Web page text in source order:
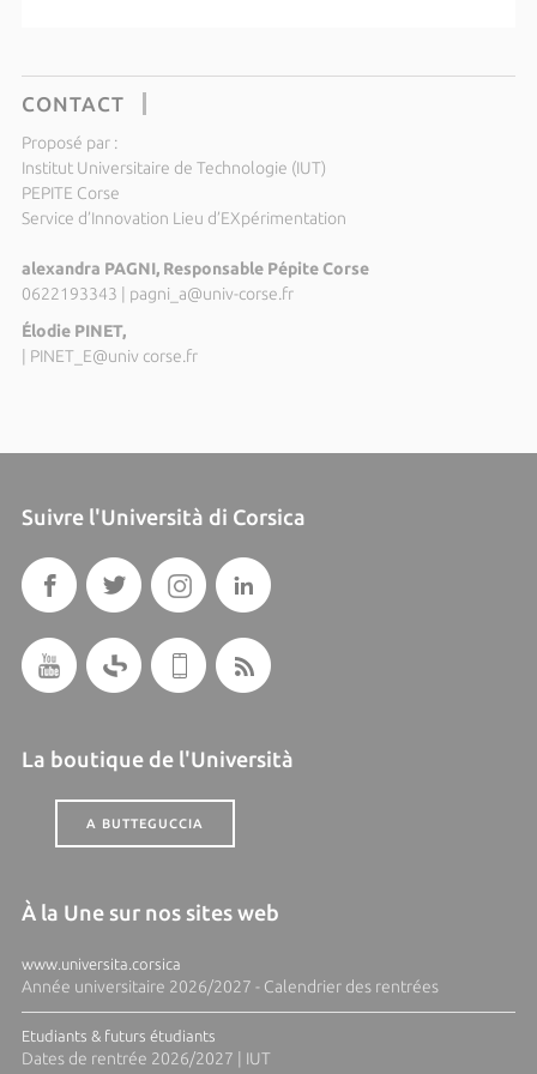
CONTACT
Proposé par :
Institut Universitaire de Technologie (IUT)
PEPITE Corse
Service d’Innovation Lieu d’EXpérimentation
alexandra PAGNI, Responsable Pépite Corse
0622193343
pagni_a@univ-corse.fr
Élodie PINET,
PINET_E@univ corse.fr
Suivre l'Università di Corsica
La boutique de l'Università
A BUTTEGUCCIA
À la Une sur nos sites web
www.universita.corsica
Année universitaire 2026/2027 - Calendrier des rentrées
Etudiants & futurs étudiants
Dates de rentrée 2026/2027 | IUT